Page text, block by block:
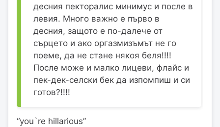
десния пекторалис минимус и после в
левия. Много важно е първо в
десния, защото е по-далече от
сърцето и ако оргазмизъмът не го
поеме, да не стане някоя беля!!!!
После може и малко лицеви, флайс и
пек-дек-селски бек да изпомпиш и си
готов?!!!!
“you`re hillarious”